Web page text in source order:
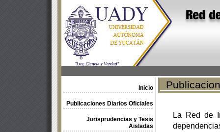
Inicio
Publicaciones Diarios Oficiales
Jurisprudencias y Tesis
Aisladas
La Red de